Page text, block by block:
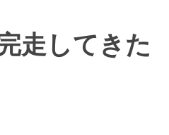
走してきた